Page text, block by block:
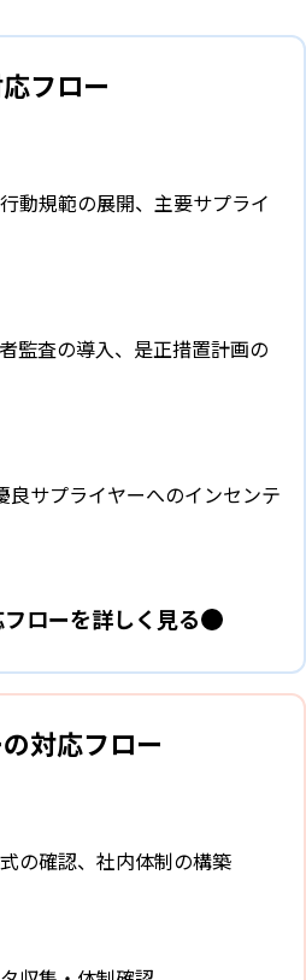
フロー
動規範の展開、主要サプライ
監査の導入、是正措置計画の
良サプライヤーへのインセンテ
ローを詳しく見る
対応フロー
の確認、社内体制の構築